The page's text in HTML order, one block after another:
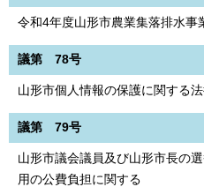
令和4年度山形市農業集落排水事
議第 78号
山形市個人情報の保護に関する
議第 79号
山形市議会議員及び山形市長の
用の公費負担に関する